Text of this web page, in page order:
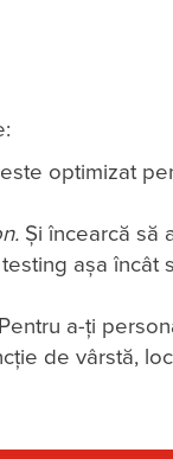
optimizat
Și încearcă să
așa
a-ți
de vârstă,